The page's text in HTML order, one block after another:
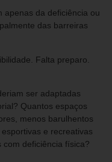
apenas da deficiência ou
das barreiras
Falta preparo.
ser adaptadas
Quantos espaços
menos barulhentos
e recreativas
deficiência física?